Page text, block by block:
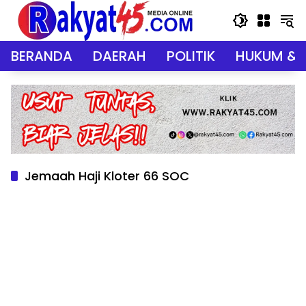
Langsung
konten
BERANDA DAERAH POLITIK HUKUM &
Jemaah Haji Kloter 66 SOC